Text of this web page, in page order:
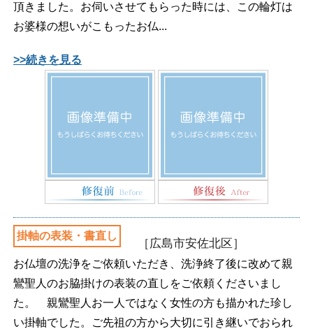
頂きました。お伺いさせてもらった時には、この輪灯は
お婆様の想いがこもったお仏...
>>続きを見る
掛軸の表装・書直し
［広島市安佐北区］
お仏壇の洗浄をご依頼いただき、洗浄終了後に改めて親
鸞聖人のお脇掛けの表装の直しをご依頼くださいまし
た。 親鸞聖人お一人ではなく女性の方も描かれた珍し
い掛軸でした。ご先祖の方から大切に引き継いでおられ